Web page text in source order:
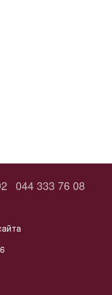
044 333 76 08